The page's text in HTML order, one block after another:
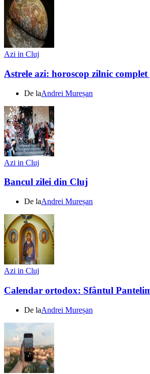
Azi in Cluj
Astrele azi: horoscop zilnic
De laAndrei Mureșan
Azi in Cluj
Bancul zilei din Cluj
De laAndrei Mureșan
Azi in Cluj
Calendar ortodox: Sfântul
De laAndrei Mureșan